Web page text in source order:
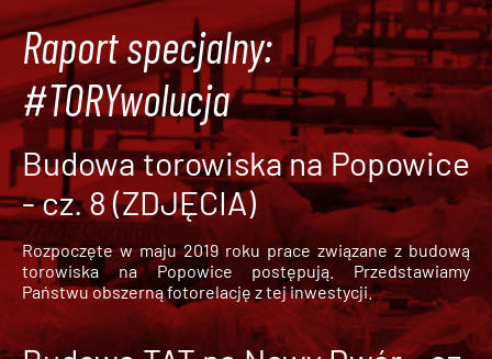
Raport specjalny:
#TORYwolucja
Budowa torowiska na Popowice
- cz. 8 (ZDJĘCIA)
Rozpoczęte w maju 2019 roku prace związane z budową
torowiska na Popowice
postępują. Przedstawiamy
Państwu obszerną fotorelację z tej inwestycji.